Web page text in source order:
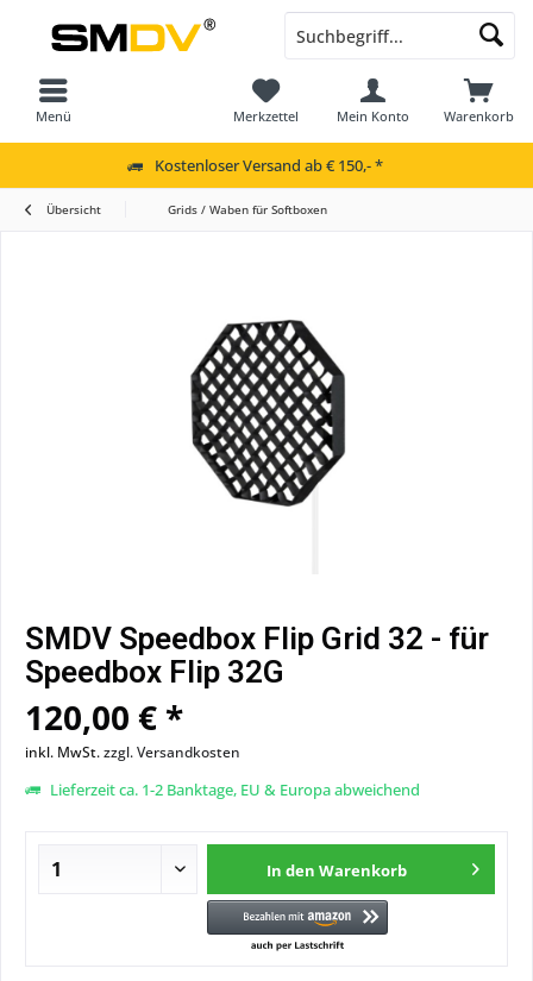
Menü Warenkorb
Merkzettel Mein Konto
Kostenloser Versand ab € 150,- *
Übersicht Grids / Waben für Softboxen
SMDV Speedbox Flip Grid 32 - für
Speedbox Flip 32G
120,00 € *
inkl. MwSt.zzgl. Versandkosten
Lieferzeit ca. 1-2 Banktage, EU & Europa abweichend
In den Warenkorb